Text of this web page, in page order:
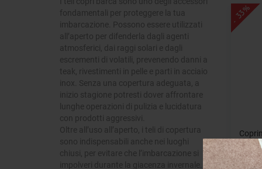
fondamentali per proteggere la tua
imbarcazione. Possono essere utilizzati
all’aperto per difenderla dagli agenti
atmosferici, dai raggi solari e dagli
escrementi di volatili, prevenendo danni a
teak, rivestimenti in pelle e parti in acciaio
inox. Senza una copertura adeguata, a
inizio stagione potresti dover affrontare
lunghe operazioni di pulizia e lucidatura
con prodotti aggressivi.
Oltre all’uso all’aperto, i teli di copertura
sono indispensabili anche nei luoghi
chiusi, per evitare che l’imbarcazione si
impolveri durante la giacenza invernale.
- 33%